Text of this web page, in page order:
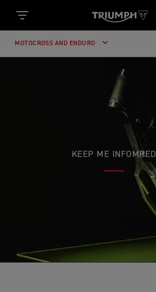
MOTOCROSS AND ENDURO
KEEP ME INFOMRED